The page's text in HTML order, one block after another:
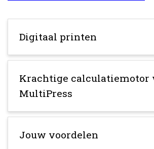
Digitaal printen
Krachtige calculatiemotor
MultiPress
Jouw voordelen